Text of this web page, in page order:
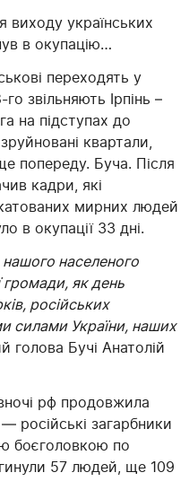
виходу українських
в окупацію…
переходять у
звільняють Ірпінь –
на підступах до
квартали,
попереду. Буча. Після
кадри, які
мирних людей
в окупації 33 дні.
нашого населеного
громади, як день
російських
силами України, наших
голова Бучі Анатолій
рф продовжила
російські загарбники
боєголовкою по
57 людей, ще 109